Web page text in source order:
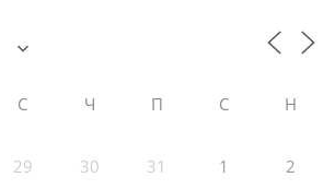
С Ч П С Н
29 30 31 1 2